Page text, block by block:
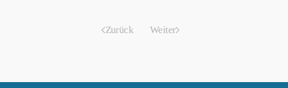
Zurück Weiter